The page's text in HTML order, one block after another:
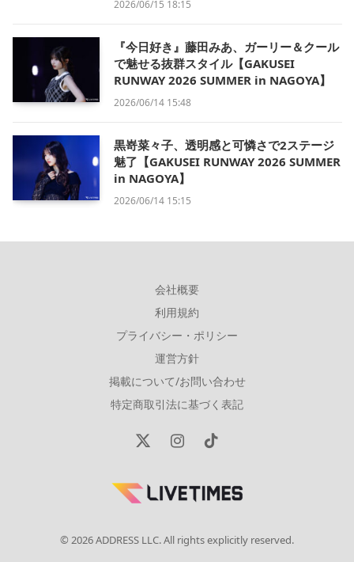
2026/06/15 18:15
『今日好き』藤田みあ、ガーリー＆クール
で魅せる抜群スタイル【GAKUSEI
RUNWAY 2026 SUMMER in NAGOYA】
2026/06/14 15:48
黒嵜菜々子、透明感と可憐さで2ステージ
魅了【GAKUSEI RUNWAY 2026 SUMMER
in NAGOYA】
2026/06/14 15:15
会社概要
利用規約
プライバシー・ポリシー
運営方針
掲載について/お問い合わせ
特定商取引法に基づく表記
X
InstagramTikTok
© 2026 ADDRESS LLC. All rights explicitly reserved.